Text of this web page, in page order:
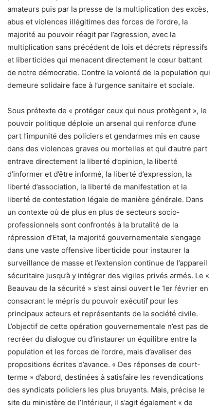
amateurs puis par la presse de la multiplication des excès,
abus et violences illégitimes des forces de l’ordre, la
majorité au pouvoir réagit par l’agression, avec la
multiplication sans précédent de lois et décrets répressifs
et liberticides qui menacent directement le cœur battant
de notre démocratie. Contre la volonté de la population qui
demeure solidaire face à l’urgence sanitaire et sociale.
Sous prétexte de « protéger ceux qui nous protègent », le
pouvoir politique déploie un arsenal qui renforce d’une
part l’impunité des policiers et gendarmes mis en cause
dans des violences graves ou mortelles et qui d’autre part
entrave directement la liberté d’opinion, la liberté
d’informer et d’être informé, la liberté d’expression, la
liberté d’association, la liberté de manifestation et la
liberté de contestation légale de manière générale. Dans
un contexte où de plus en plus de secteurs socio­
professionnels sont confrontés à la brutalité de la
répression d’Etat, la majorité gouvernementale s’engage
dans une vaste offensive liberticide pour instaurer la
surveillance de masse et l’extension continue de l’appareil
sécuritaire jusqu’à y intégrer des vigiles privés armés. Le «
Beauvau de la sécurité » s’est ainsi ouvert le 1er février en
consacrant le mépris du pouvoir exécutif pour les
principaux acteurs et représentants de la société civile.
L’objectif de cette opération gouvernementale n’est pas de
recréer du dialogue ou d’instaurer un équilibre entre la
population et les forces de l’ordre, mais d’avaliser des
propositions écrites d’avance. « Des réponses de court-
terme » d’abord, destinées à satisfaire les revendications
des syndicats policiers les plus bruyants. Mais, précise le
site du ministère de l’Intérieur, il s’agit également « de